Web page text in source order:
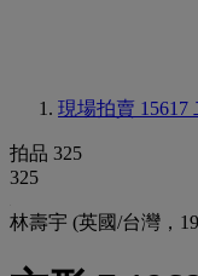
現場拍賣 15617
拍品 325
325
林壽宇 (英國/台灣，